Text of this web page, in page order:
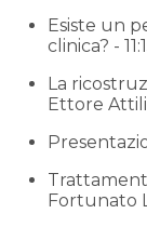
Esiste un
clinica? -
La
Ettore
Fortunato